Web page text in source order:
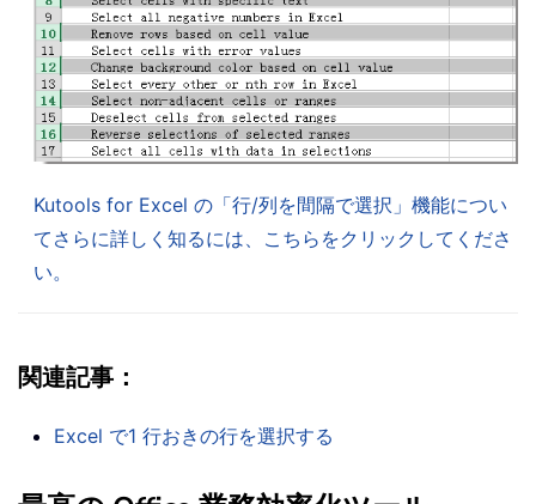
Kutools for Excel の「行/列を間隔で選択」機能につい
てさらに詳しく知るには、こちらをクリックしてくださ
い。
関連記事：
Excel で1 行おきの行を選択する